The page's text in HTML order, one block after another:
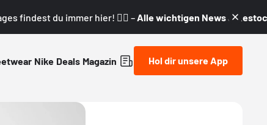
findest du immer hier! 👇🏼 – Alle wichtigen News &
Nike Deals Magazin Hol dir unsere App